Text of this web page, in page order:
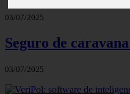
03/07/2025
Seguro de
03/07/2025